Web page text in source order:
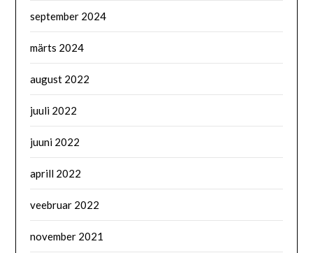
september 2024
märts 2024
august 2022
juuli 2022
juuni 2022
aprill 2022
veebruar 2022
november 2021